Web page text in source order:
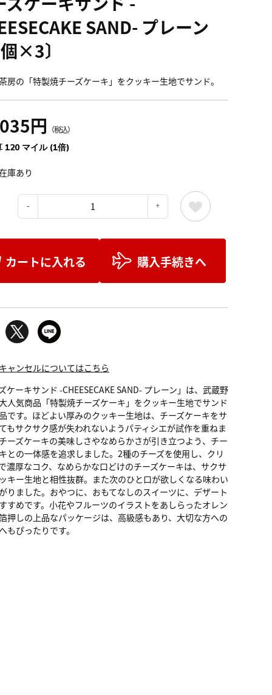
SAND- プレーン
個×3〕
房の「特製焼チーズケーキ」をクッキー生地でサンド。
円 （税込）
120 マイル (1倍)
庫あり
カートに入れる 購入手続きへ
ャンセルについてはこちら
ズケーキサンド -CHEESECAKE SAND- プレーン」は、武蔵野
人気商品「特製焼チーズケーキ」をクッキー生地でサンド
です。ほどよい厚みのクッキー生地は、チーズケーキをサ
もサクサク感が失われないようパティシエが試作を重ねま
ーズケーキの美味しさやなめらかさが引き立つよう、チー
との一体感を追求しました。2種のチーズを使用し、クリ
濃厚なコク、なめらかな口どけのチーズケーキは、サクサ
キー生地と相性抜群。また次のひと口が欲しくなる味わい
りました。おやつに、おもてなしのスイーツに、デザート
すめです。小花やフルーツのイラストをあしらったオレン
押しの上品なパッケージは、高級感もあり、大切な方への
もぴったりです。